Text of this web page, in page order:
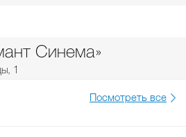
Синема»
1
Посмотреть все